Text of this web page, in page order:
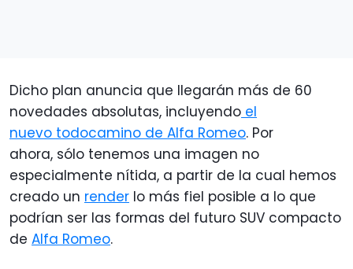
Dicho plan anuncia que llegarán más de 60
novedades absolutas, incluyendo el
nuevo todocamino de Alfa Romeo. Por
ahora, sólo tenemos una imagen no
especialmente nítida, a partir de la cual hemos
creado un render lo más fiel posible a lo que
podrían ser las formas del futuro SUV compacto
de Alfa Romeo.